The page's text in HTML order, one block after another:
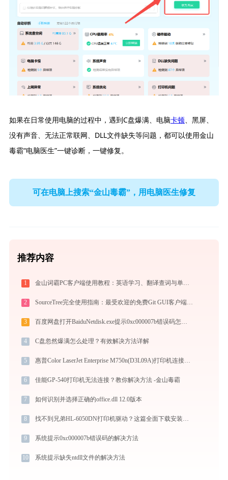
如果在日常使用电脑的过程中，遇到C盘爆满、电脑卡顿、黑屏、
没有声音、无法正常联网、DLL文件缺失等问题，都可以使用金山
毒霸“电脑医生”一键诊断，一键修复。
可在电脑上搜索“金山毒霸”，用电脑医生修复
推荐内容
1 金山词霸PC客户端使用教程：英语学习、翻译查词与单词记忆的一站式语言助手
2 SourceTree完全使用指南：最受欢迎的免费Git GUI客户端从入门到精通（2026最新）
3 百度网盘打开BaiduNetdisk.exe提示0xc000007b错误码怎么办
4 C盘忽然爆满怎么处理？有效解决方法详解
5 惠普Color LaserJet Enterprise M750n(D3L09A)打印机连接问题解决方法 - 金山毒霸
6 佳能GP-540打印机无法连接？教你解决方法 -金山毒霸
7 如何识别并选择正确的office.dll 12.0版本
8 找不到兄弟HL-6050DN打印机驱动？这篇全面下载安装指南帮到你
9 系统提示0xc000007b错误码的解决方法
10 系统提示缺失ntdll文件的解决方法